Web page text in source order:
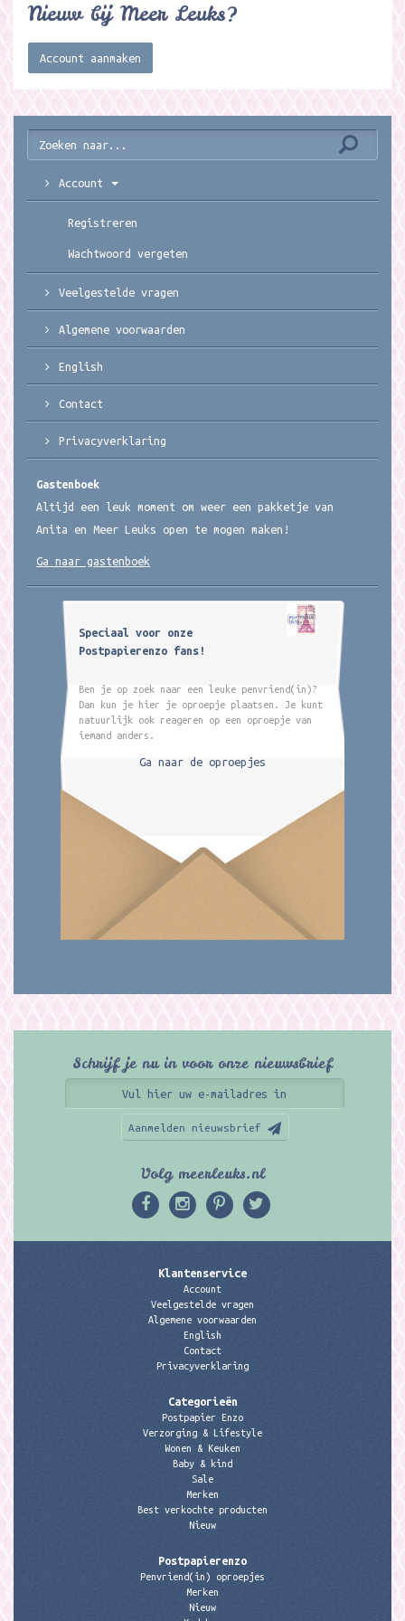
Nieuw bij Meer Leuks?
Account aanmaken
Account
Registreren
Wachtwoord vergeten
Veelgestelde vragen
Algemene voorwaarden
English
Contact
Privacyverklaring
Gastenboek
Altijd een leuk moment om weer een pakketje van
Anita en Meer Leuks open te mogen maken!
Ga naar gastenboek
Speciaal voor onze
Postpapierenzo fans!
Ben je op zoek naar een leuke penvriend(in)?
Dan kun je hier je oproepje plaatsen. Je kunt
natuurlijk ook reageren op een oproepje van
iemand anders.
Ga naar de oproepjes
Schrijf je nu in voor onze nieuwsbrief
Aanmelden nieuwsbrief
Volg meerleuks.nl
Klantenservice
Account
Veelgestelde vragen
Algemene voorwaarden
English
Contact
Privacyverklaring
Categorieën
Postpapier Enzo
Verzorging & Lifestyle
Wonen & Keuken
Baby & kind
Sale
Merken
Best verkochte producten
Nieuw
Postpapierenzo
Penvriend(in) oproepjes
Merken
Nieuw